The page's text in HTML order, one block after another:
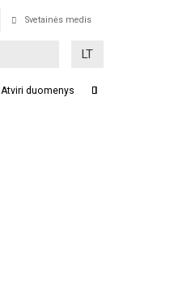
Svetainės medis
LT
Atviri duomenys